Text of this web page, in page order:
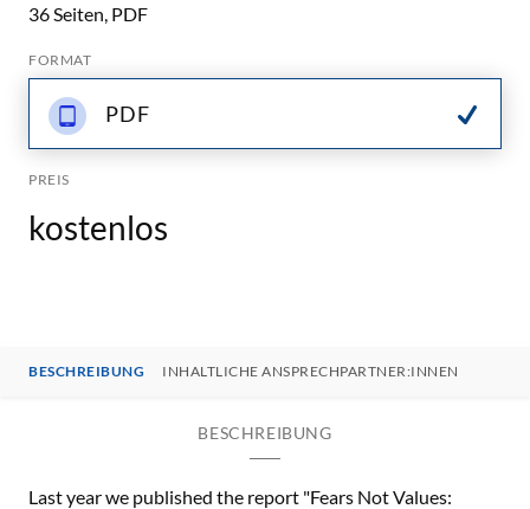
36 Seiten, PDF
FORMAT
PDF
PREIS
kostenlos
BESCHREIBUNG INHALTLICHE ANSPRECHPARTNER:INNEN
BESCHREIBUNG
Last year we published the report "Fears Not Values: